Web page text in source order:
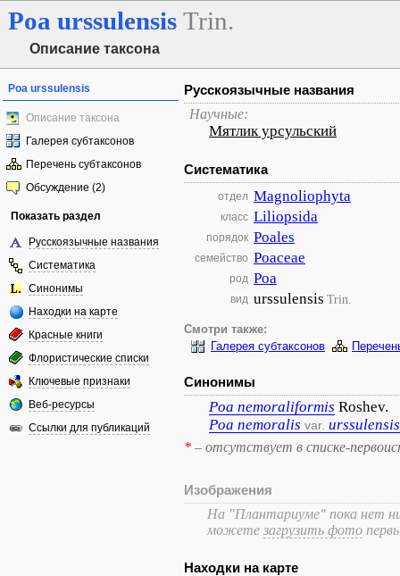
Poa urssulensis Trin.
Описание таксона
Poa urssulensis
Описание таксона
Галерея субтаксонов
Перечень субтаксонов
Обсуждение (2)
Показать раздел
Русскоязычные названия
Систематика
Синонимы
Находки на карте
Красные книги
Флористические списки
Ключевые признаки
Веб-ресурсы
Ссылки для публикаций
Русскоязычные названия
Научные:
Мятлик урсульский
Систематика
отдел Magnoliophyta
класс Liliopsida
порядок Poales
семейство Poaceae
род Poa
вид urssulensis Trin.
Смотри также:
Галерея субтаксонов
Синонимы
Poa nemoraliformis Roshev.
Poa nemoralis var. urssulensis
* – отсутствует в списке-
Изображения
На "Плантариуме" пока нет
можете загрузить фото
Находки на карте